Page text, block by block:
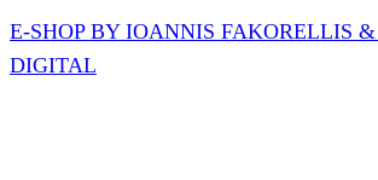
E-SHOP BY IOANNIS FAKORELLIS
DIGITAL